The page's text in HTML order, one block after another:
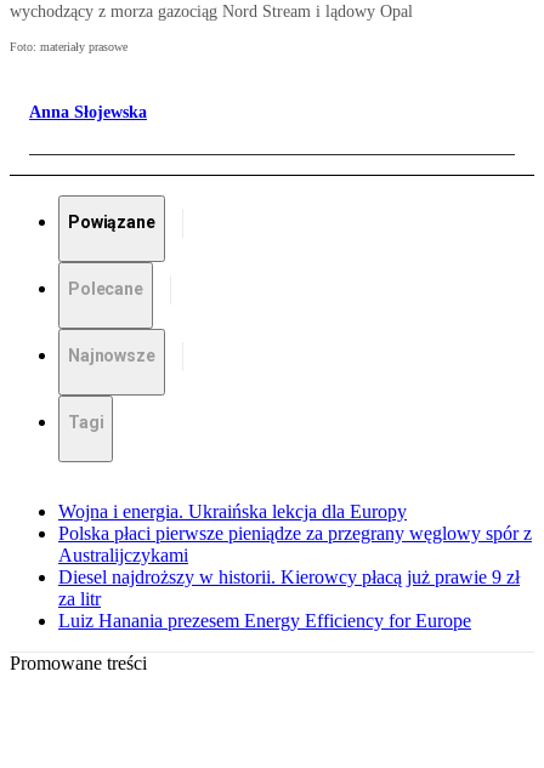
wychodzący z morza gazociąg Nord Stream i lądowy Opal
Foto: materiały prasowe
Anna Słojewska
Powiązane
Polecane
Najnowsze
Tagi
Wojna i energia. Ukraińska lekcja dla Europy
Polska płaci pierwsze pieniądze za przegrany węglowy spór z
Australijczykami
Diesel najdroższy w historii. Kierowcy płacą już prawie 9 zł
za litr
Luiz Hanania prezesem Energy Efficiency for Europe
Promowane treści